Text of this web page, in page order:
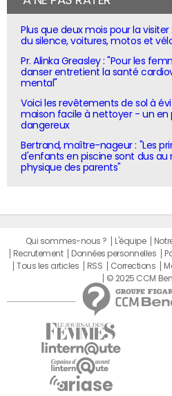
Plus que deux mois pour la visiter
du silence, voitures, motos et
Pr. Alinka Greasley : "Pour les
danser entretient la santé
mental"
Voici les revêtements de sol à
maison facile à nettoyer - un en
dangereux
Bertrand, maître-nageur : "Les
d'enfants en piscine sont dus
physique des parents"
Qui sommes-nous ? L'équipe
Recrutement
Données personnelles
Tous les articles
RSS Corrections
© 2025 CCM